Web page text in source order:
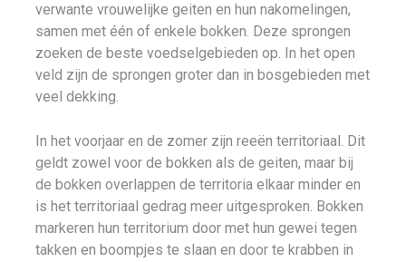
verwante vrouwelijke geiten en hun nakomelingen,
samen met één of enkele bokken. Deze sprongen
zoeken de beste voedselgebieden op. In het open
veld zijn de sprongen groter dan in bosgebieden met
veel dekking.
In het voorjaar en de zomer zijn reeën territoriaal. Dit
geldt zowel voor de bokken als de geiten, maar bij
de bokken overlappen de territoria elkaar minder en
is het territoriaal gedrag meer uitgesproken. Bokken
markeren hun territorium door met hun gewei tegen
takken en boompjes te slaan en door te krabben in